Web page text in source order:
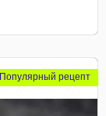
Популярный рецепт